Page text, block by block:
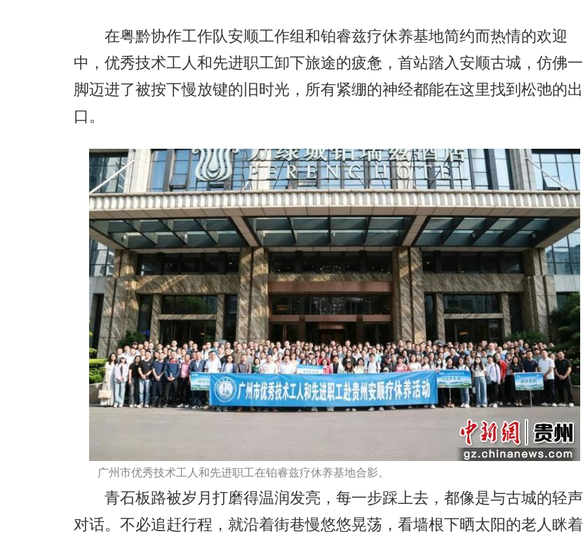
在粤黔协作工作队安顺工作组和铂睿兹疗休养基地简约而热情的欢迎
中，优秀技术工人和先进职工卸下旅途的疲惫，首站踏入安顺古城，仿佛一
脚迈进了被按下慢放键的旧时光，所有紧绷的神经都能在这里找到松弛的出
口。
广州市优秀技术工人和先进职工在铂睿兹疗休养基地合影。
青石板路被岁月打磨得温润发亮，每一步踩上去，都像是与古城的轻声
对话。不必追赶行程，就沿着街巷慢悠悠晃荡，看墙根下晒太阳的老人眯着